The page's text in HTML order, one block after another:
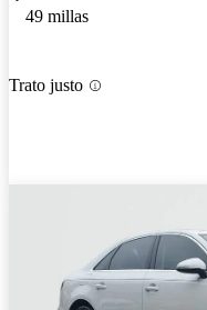
49 millas
Trato justo